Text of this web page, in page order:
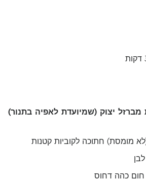
יצוק (שמיועדת לאפיה בתנור)
מומסת) חתוכה לקוביות קטנות